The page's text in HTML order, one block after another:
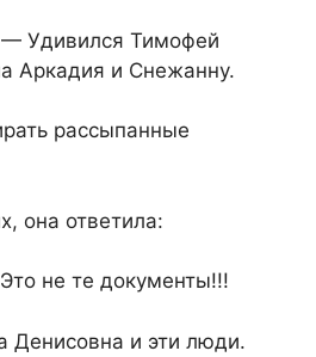
Удивился Тимофей
Аркадия и Снежанну.
рассыпанные
она ответила:
не те документы!!!
и эти люди.